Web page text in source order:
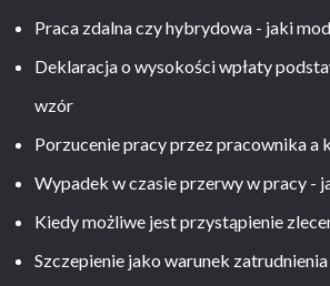
Praca zdalna czy hybrydowa - jaki
Deklaracja o wysokości wpłaty
wzór
Porzucenie pracy przez pracownika a
Wypadek w czasie przerwy w pracy -
Kiedy możliwe jest przystąpienie
Szczepienie jako warunek